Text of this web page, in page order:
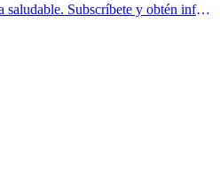
Acá comienza un estilo de vida saludable. Subscríbete y obtén información de primera mano